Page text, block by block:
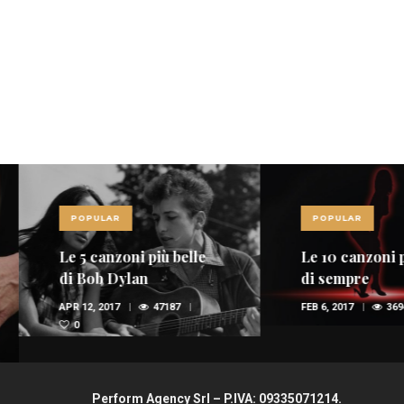
POPULAR
Le 5 canzoni più belle
di Bob Dylan
APR 12, 2017
47187
0
POPULAR
Le 10 canzoni
di sempre
FEB 6, 2017 36944
Perform Agency Srl – P.IVA: 09335071214.